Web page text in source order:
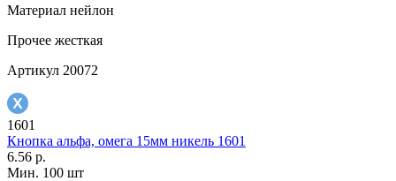
Материал нейлон
Прочее жесткая
Артикул 20072
1601
Кнопка альфа, омега 15мм никель 1601
6.56 р.
Мин. 100 шт